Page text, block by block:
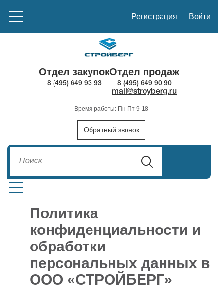
Регистрация Войти
Отдел закупок
8 (495) 649 93 93
Отдел продаж
8 (495) 649 90 90
mail@stroyberg.ru
Время работы: Пн-Пт 9-18
Обратный звонок
Стройматериалы
Отделочные
материалы
5927
Инструменты 485
Сантехника,
Политика
конфиденциальности и
обработки
персональных данных в
ООО «СТРОЙБЕРГ»